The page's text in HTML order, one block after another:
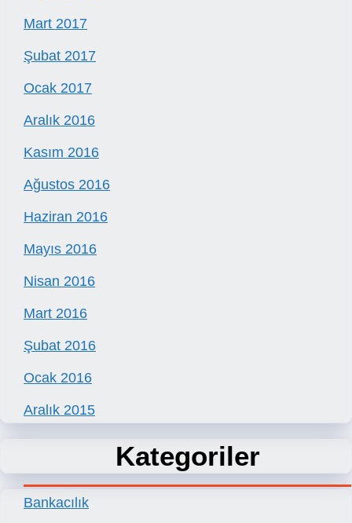
Mart 2017
Şubat 2017
Ocak 2017
Aralık 2016
Kasım 2016
Ağustos 2016
Haziran 2016
Mayıs 2016
Nisan 2016
Mart 2016
Şubat 2016
Ocak 2016
Aralık 2015
Kategoriler
Bankacılık